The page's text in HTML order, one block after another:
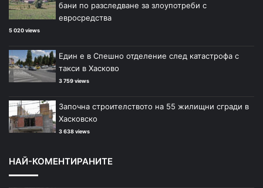
бани по разследване за злоупотреби с
евросредства
5 020 views
Един е в Спешно отделение след катастрофа с
такси в Хасково
3 759 views
Започна строителството на 55 жилищни сгради в
Хасковско
3 638 views
НАЙ-КОМЕНТИРАНИТЕ